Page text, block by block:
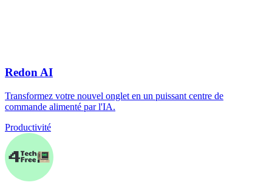
Redon AI
Transformez votre nouvel onglet en un puissant centre de
commande alimenté par l'IA.
Productivité